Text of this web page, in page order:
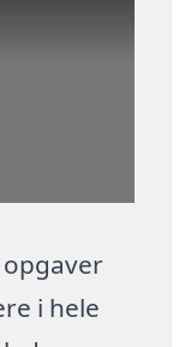
i hele